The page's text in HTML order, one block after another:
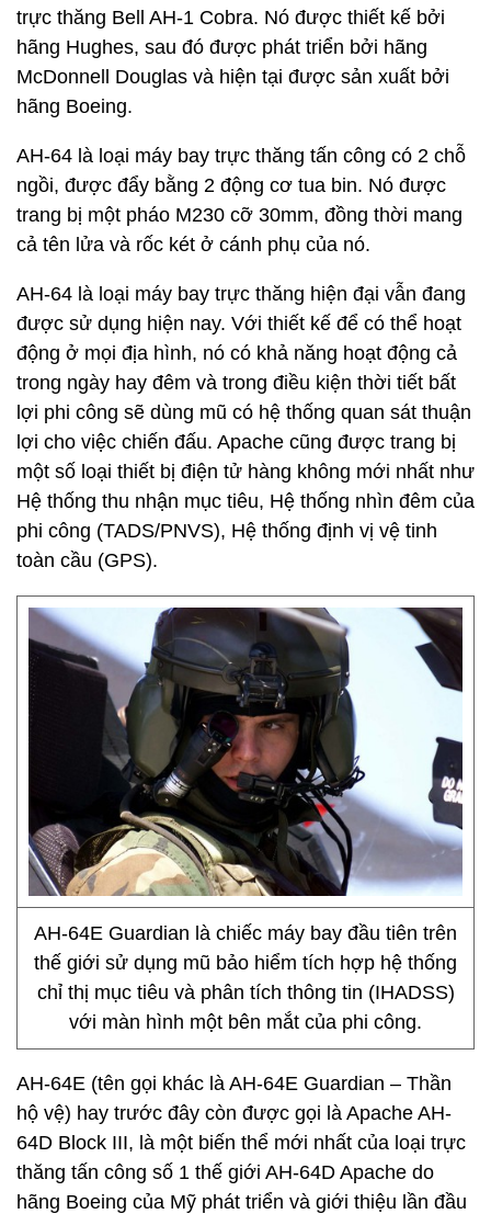
trực thăng Bell AH-1 Cobra. Nó được thiết kế bởi
hãng Hughes, sau đó được phát triển bởi hãng
McDonnell Douglas và hiện tại được sản xuất bởi
hãng Boeing.
AH-64 là loại máy bay trực thăng tấn công có 2 chỗ
ngồi, được đẩy bằng 2 động cơ tua bin. Nó được
trang bị một pháo M230 cỡ 30mm, đồng thời mang
cả tên lửa và rốc két ở cánh phụ của nó.
AH-64 là loại máy bay trực thăng hiện đại vẫn đang
được sử dụng hiện nay. Với thiết kế để có thể hoạt
động ở mọi địa hình, nó có khả năng hoạt động cả
trong ngày hay đêm và trong điều kiện thời tiết bất
lợi phi công sẽ dùng mũ có hệ thống quan sát thuận
lợi cho việc chiến đấu. Apache cũng được trang bị
một số loại thiết bị điện tử hàng không mới nhất như
Hệ thống thu nhận mục tiêu, Hệ thống nhìn đêm của
phi công (TADS/PNVS), Hệ thống định vị vệ tinh
toàn cầu (GPS).
AH-64E Guardian là chiếc máy bay đầu tiên trên
thế giới sử dụng mũ bảo hiểm tích hợp hệ thống
chỉ thị mục tiêu và phân tích thông tin (IHADSS)
với màn hình một bên mắt của phi công.
AH-64E (tên gọi khác là AH-64E Guardian – Thần
hộ vệ) hay trước đây còn được gọi là Apache AH-
64D Block III, là một biến thể mới nhất của loại trực
thăng tấn công số 1 thế giới AH-64D Apache do
hãng Boeing của Mỹ phát triển và giới thiệu lần đầu